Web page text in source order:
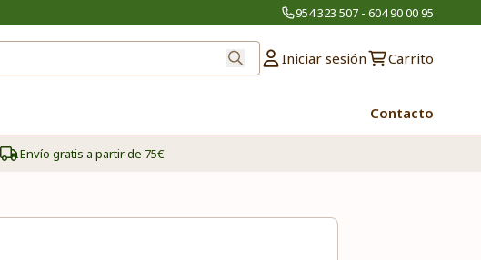
954 323 507 - 604 90 00 95
Iniciar sesión Carrito
Contacto
Envío gratis a partir de 75€